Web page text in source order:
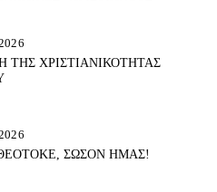
ΤΗΣ ΧΡΙΣΤΙΑΝΙΚΟΤΗΤΑΣ
ΣΩΣΟΝ ΗΜΑΣ!